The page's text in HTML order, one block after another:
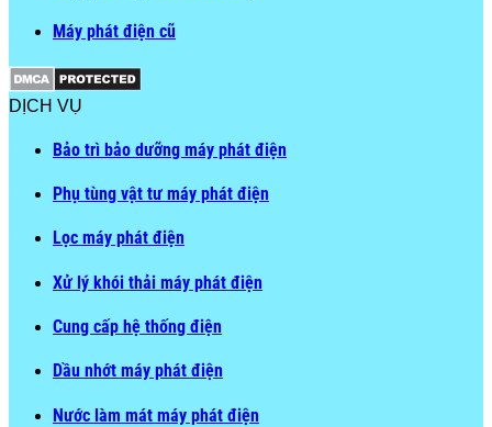
Máy phát điện cũ
DỊCH VỤ
Bảo trì bảo dưỡng máy phát điện
Phụ tùng vật tư máy phát điện
Lọc máy phát điện
Xử lý khói thải máy phát điện
Cung cấp hệ thống điện
Dầu nhớt máy phát điện
Nước làm mát máy phát điện